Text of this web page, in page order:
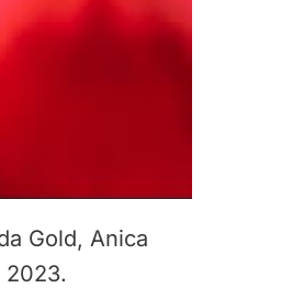
Gold, Anica
2023.